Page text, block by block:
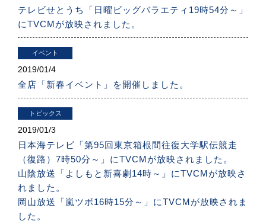
テレビせとうち「日曜ビッグバラエティ19時54分～」
にTVCMが放映されました。
イベント
2019/01/4
全店「新春イベント」を開催しました。
トピックス
2019/01/3
日本海テレビ「第95回東京箱根間往復大学駅伝競走
（復路）7時50分～」にTVCMが放映されました。
山陰放送「よしもと新喜劇14時～」にTVCMが放映さ
れました。
岡山放送「嵐ツボ16時15分～」にTVCMが放映されま
した。